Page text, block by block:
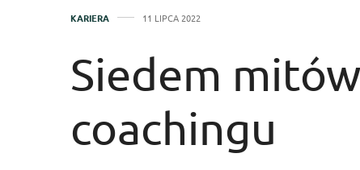
KARIERA 11 LIPCA 2022
Siedem
coachingu